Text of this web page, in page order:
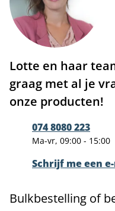
Lotte en haar
graag met al je
onze producten!
074 8080 223
Ma-vr, 09:00 - 15:00
Schrijf me een
Bulkbestelling of